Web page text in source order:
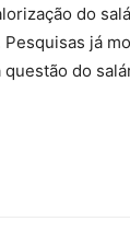
do
já
do